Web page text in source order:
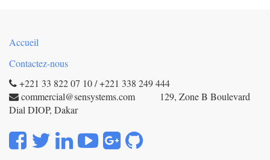
Accueil
Contactez-nous
+221 33 822 07 10 / +221 338 249 444
commercial@sensystems.com 129, Zone B Boulevard
Dial DIOP, Dakar